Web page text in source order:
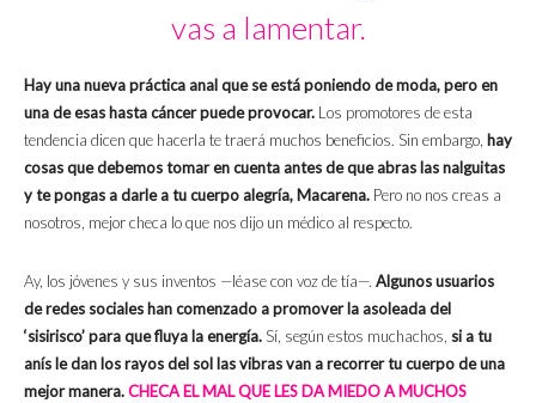
vas a lamentar.
Hay una nueva práctica anal que se está poniendo de moda, pero en
una de esas hasta cáncer puede provocar. Los promotores de esta
tendencia dicen que hacerla te traerá muchos beneficios. Sin embargo, hay
cosas que debemos tomar en cuenta antes de que abras las nalguitas
y te pongas a darle a tu cuerpo alegría, Macarena. Pero no nos creas a
nosotros, mejor checa lo que nos dijo un médico al respecto.
Ay, los jóvenes y sus inventos —léase con voz de tía—. Algunos usuarios
de redes sociales han comenzado a promover la asoleada del
‘sisirisco’ para que fluya la energía. Sí, según estos muchachos, si a tu
anís le dan los rayos del sol las vibras van a recorrer tu cuerpo de una
mejor manera.CHECA EL MAL QUE LES DA MIEDO A MUCHOS